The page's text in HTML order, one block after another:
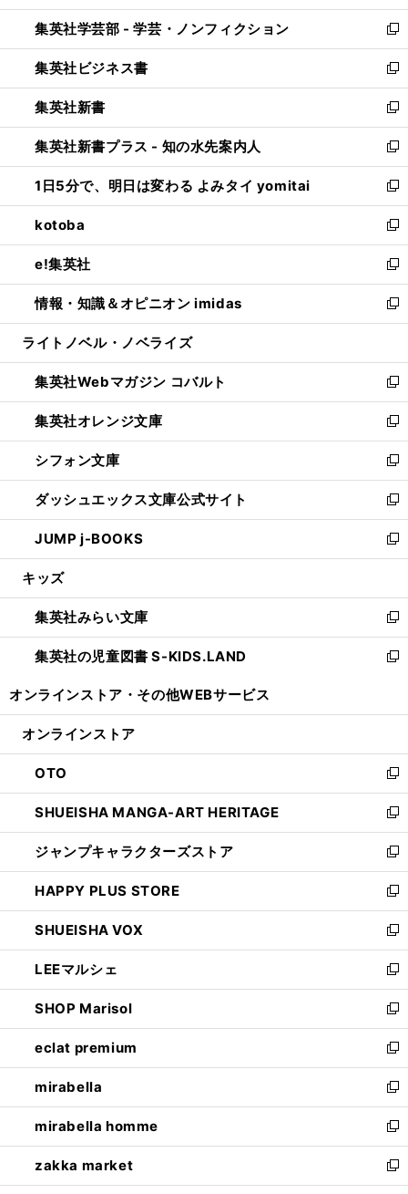
開
く
ウ
で
開
く
ン
ド
ウ
で
開
く
ウ
ィ
ン
ド
ウ
で
開
く
集英社学芸部 - 学芸・ノンフィクション
新
し
い
ウ
ィ
ン
ド
ウ
で
開
く
集英社ビジネス書
新
し
い
ウ
ィ
ン
ド
ウ
で
開
く
集英社新書
新
し
い
ウ
ィ
ン
ド
ウ
で
開
く
集英社新書プラス - 知の水先案内人
新
し
い
ウ
ィ
ン
ド
ウ
で
開
1日5分で、明日は変わる よみタイ yomitai
新
し
い
ウ
ィ
ン
ド
ウ
開
く
kotoba
新
し
い
ウ
ィ
ン
ウ
で
開
く
e!集英社
新
し
い
ウ
ン
ド
ウ
で
開
く
情報・知識＆オピニオン imidas
新
し
ウ
ィ
ン
ド
ウ
で
開
く
ライトノベル・ノベライズ
集英社Webマガジン コバルト
新
し
い
ウ
ィ
ン
ド
ウ
で
開
集英社オレンジ文庫
新
し
い
ウ
ィ
ン
ド
ウ
開
く
シフォン文庫
新
し
い
ウ
ィ
ン
ウ
で
開
く
ダッシュエックス文庫公式サイト
新
し
い
ウ
ン
ド
ウ
で
JUMP j-BOOKS
新
し
ウ
ィ
ン
ド
開
キッズ
集英社みらい文庫
新
し
い
ン
ウ
で
開
く
集英社の児童図書 S-KIDS.LAND
新
ウ
ン
ド
ウ
で
開
く
オンラインストア・ その他WEBサービス
オンラインストア
OTO
新
し
い
ウ
ィ
ン
ド
ウ
で
開
く
SHUEISHA MANGA-ART HERITAGE
新
し
い
ウ
ィ
ン
ド
ウ
で
開
く
ジャンプキャラクターズストア
新
し
い
ウ
ィ
ン
ド
ウ
で
開
く
HAPPY PLUS STORE
新
し
い
ウ
ィ
ン
ド
ウ
で
開
く
SHUEISHA VOX
新
し
い
ウ
ィ
ン
ド
ウ
で
開
く
LEEマルシェ
新
し
い
ウ
ィ
ン
ド
ウ
で
開
く
SHOP Marisol
新
し
い
ウ
ィ
ン
ド
ウ
で
開
eclat premium
新
し
い
ウ
ィ
ン
ド
ウ
mirabella
新
し
い
ウ
ィ
ン
mirabella homme
新
し
い
ウ
zakka market
新
し